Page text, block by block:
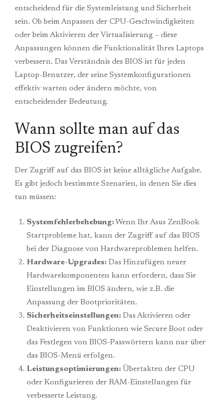
entscheidend für die Systemleistung und Sicherheit
sein. Ob beim Anpassen der CPU-Geschwindigkeiten
oder beim Aktivieren der Virtualisierung – diese
Anpassungen können die Funktionalität Ihres Laptops
verbessern. Das Verständnis des BIOS ist für jeden
Laptop-Benutzer, der seine Systemkonfigurationen
effektiv warten oder ändern möchte, von
entscheidender Bedeutung.
Wann sollte man auf das
BIOS zugreifen?
Der Zugriff auf das BIOS ist keine alltägliche Aufgabe.
Es gibt jedoch bestimmte Szenarien, in denen Sie dies
tun müssen:
Systemfehlerbehebung: Wenn Ihr Asus ZenBook
Startprobleme hat, kann der Zugriff auf das BIOS
bei der Diagnose von Hardwareproblemen helfen.
Hardware-Upgrades: Das Hinzufügen neuer
Hardwarekomponenten kann erfordern, dass Sie
Einstellungen im BIOS ändern, wie z.B. die
Anpassung der Bootprioritäten.
Sicherheitseinstellungen: Das Aktivieren oder
Deaktivieren von Funktionen wie Secure Boot oder
das Festlegen von BIOS-Passwörtern kann nur über
das BIOS-Menü erfolgen.
Leistungsoptimierungen: Übertakten der CPU
oder Konfigurieren der RAM-Einstellungen für
verbesserte Leistung.